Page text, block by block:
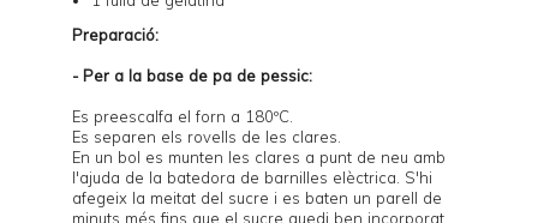
Preparació:
- Per a la base de pa de pessic:
Es preescalfa el forn a 180ºC.
Es separen els rovells de les clares.
En un bol es munten les clares a punt de neu amb
l'ajuda de la batedora de barnilles elèctrica. S'hi
afegeix la meitat del sucre i es baten un parell de
minuts més fins que el sucre quedi ben incorporat.